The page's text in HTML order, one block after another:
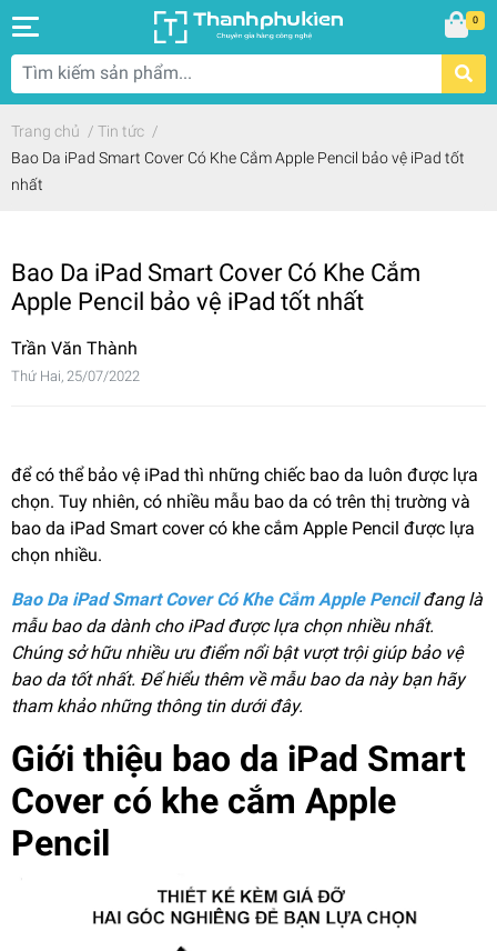
0
Trang chủ / Tin tức /
Bao Da iPad Smart Cover Có Khe Cắm Apple Pencil bảo vệ iPad tốt
nhất
Bao Da iPad Smart Cover Có Khe Cắm
Apple Pencil bảo vệ iPad tốt nhất
Trần Văn Thành
Thứ Hai, 25/07/2022
để có thể bảo vệ iPad thì những chiếc bao da luôn được lựa
chọn. Tuy nhiên, có nhiều mẫu bao da có trên thị trường và
bao da iPad Smart cover có khe cắm Apple Pencil được lựa
chọn nhiều.
Bao Da iPad Smart Cover Có Khe Cắm Apple Pencilđang là
mẫu bao da dành cho iPad được lựa chọn nhiều nhất.
Chúng sở hữu nhiều ưu điểm nổi bật vượt trội giúp bảo vệ
bao da tốt nhất. Để hiểu thêm về mẫu bao da này bạn hãy
tham khảo những thông tin dưới đây.
Giới thiệu bao da iPad Smart
Cover có khe cắm Apple
Pencil